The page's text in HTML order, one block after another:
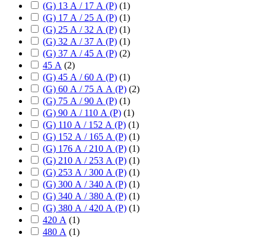
(G) 13 А / 17 А (P) (1)
(G) 17 А / 25 А (P) (1)
(G) 25 А / 32 А (P) (1)
(G) 32 А / 37 А (P) (1)
(G) 37 А / 45 А (P) (2)
45 А (2)
(G) 45 А / 60 А (P) (1)
(G) 60 А / 75 А А (P) (2)
(G) 75 А / 90 А (P) (1)
(G) 90 А / 110 А (P) (1)
(G) 110 А / 152 А (P) (1)
(G) 152 А / 165 А (P) (1)
(G) 176 А / 210 А (P) (1)
(G) 210 А / 253 А (P) (1)
(G) 253 А / 300 А (P) (1)
(G) 300 А / 340 А (P) (1)
(G) 340 А / 380 А (P) (1)
(G) 380 А / 420 А (P) (1)
420 А (1)
480 А (1)